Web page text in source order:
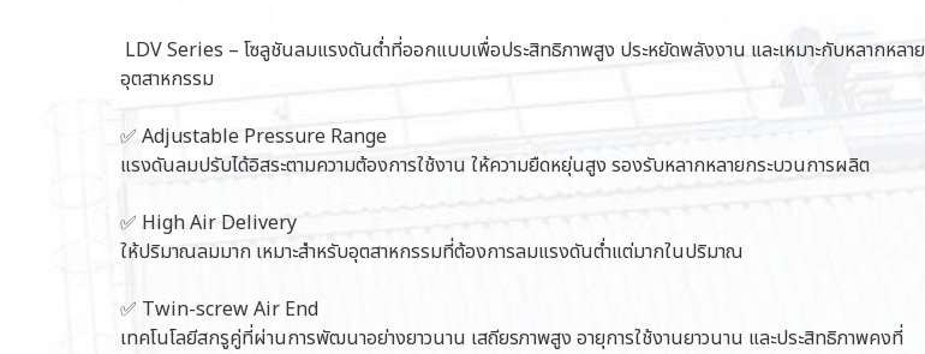
LDV Series – โซลูชันลมแรงดันต่ำที่ออกแบบเพื่อประสิทธิภาพสูง ประหยัดพลังงาน และเหมาะกับหลากหลาย
อุตสาหกรรม
✅ Adjustable Pressure Range
แรงดันลมปรับได้อิสระตามความต้องการใช้งาน ให้ความยืดหยุ่นสูง รองรับหลากหลายกระบวนการผลิต
✅ High Air Delivery
ให้ปริมาณลมมาก เหมาะสำหรับอุตสาหกรรมที่ต้องการลมแรงดันต่ำแต่มากในปริมาณ
✅ Twin-screw Air End
เทคโนโลยีสกรูคู่ที่ผ่านการพัฒนาอย่างยาวนาน เสถียรภาพสูง อายุการใช้งานยาวนาน และประสิทธิภาพคงที่